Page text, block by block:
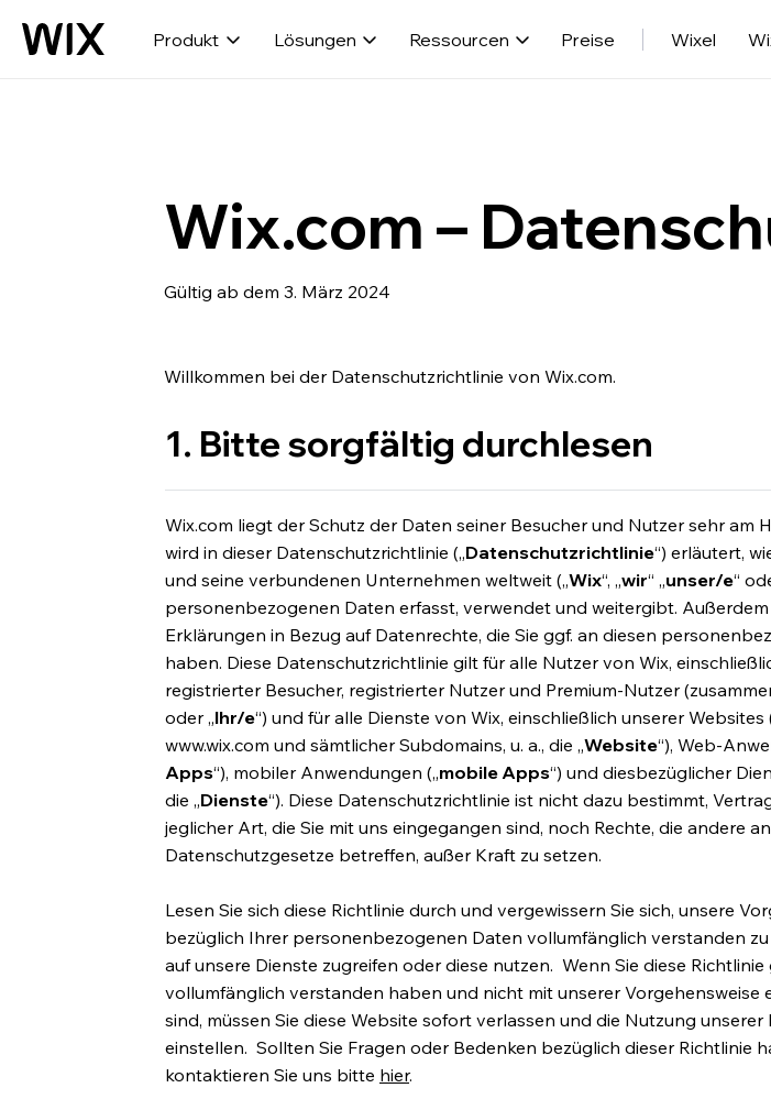
Produkt Lösungen Ressourcen Preise Wixel
Wix.com –
Gültig ab dem 3. März 2024
Willkommen bei der Datenschutzrichtlinie von Wix.com.
1. Bitte sorgfältig durchlesen
Wix.com liegt der Schutz der Daten seiner Besucher und Nutzer sehr am
wird in dieser Datenschutzrichtlinie („Datenschutzrichtlinie“) erläutert,
und seine verbundenen Unternehmen weltweit („Wix“, „wir“ „unser/e“
personenbezogenen Daten erfasst, verwendet und weitergibt. Außerdem
Erklärungen in Bezug auf Datenrechte, die Sie ggf. an diesen
haben. Diese Datenschutzrichtlinie gilt für alle Nutzer von Wix,
registrierter Besucher, registrierter Nutzer und Premium-Nutzer
oder „Ihr/e“) und für alle Dienste von Wix, einschließlich unserer Websites
www.wix.com und sämtlicher Subdomains, u. a., die „Website“), Web-
Apps“), mobiler Anwendungen („mobile Apps“) und diesbezüglicher
die „Dienste“). Diese Datenschutzrichtlinie ist nicht dazu bestimmt,
jeglicher Art, die Sie mit uns eingegangen sind, noch Rechte, die andere
Datenschutzgesetze betreffen, außer Kraft zu setzen.
Lesen Sie sich diese Richtlinie durch und vergewissern Sie sich, unsere
bezüglich Ihrer personenbezogenen Daten vollumfänglich verstanden
auf unsere Dienste zugreifen oder diese nutzen. Wenn Sie diese Richtlinie
vollumfänglich verstanden haben und nicht mit unserer Vorgehensweise
sind, müssen Sie diese Website sofort verlassen und die Nutzung unserer
einstellen. Sollten Sie Fragen oder Bedenken bezüglich dieser Richtlinie
kontaktieren Sie uns bitte hier.